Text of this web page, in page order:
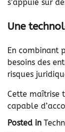
s’appuie sur
Une
En combinant
besoins des
risques
Cette maîtrise
capable
Posted in